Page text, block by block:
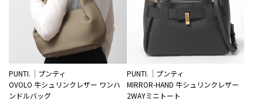
PUNTI.
プンティ
OVOLO ⽜シュリンクレザー ワンハ
ンドルバッグ
PUNTI.
プンティ
MIRROR-HAND ⽜シュリンクレザー
2WAYミニトート